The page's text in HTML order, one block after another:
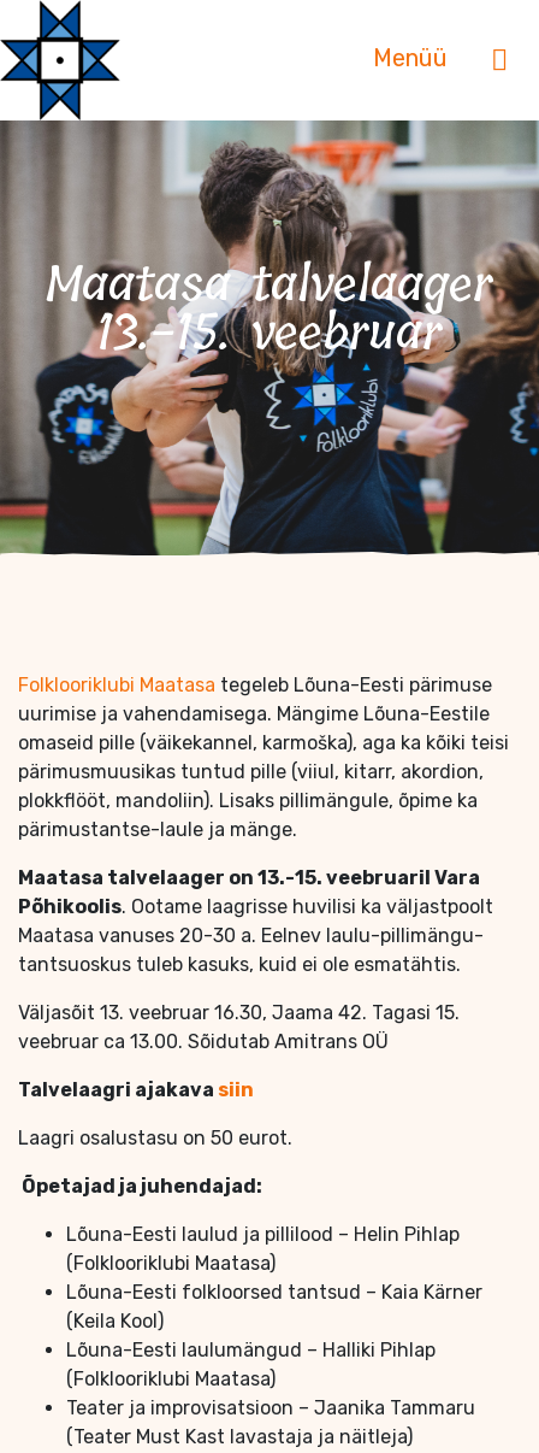
Menüü
Maatasa talvelaager
13.-15. veebruar
Folklooriklubi Maatasa tegeleb Lõuna-Eesti pärimuse
uurimise ja vahendamisega. Mängime Lõuna-Eestile
omaseid pille (väikekannel, karmoška), aga ka kõiki teisi
pärimusmuusikas tuntud pille (viiul, kitarr, akordion,
plokkflööt, mandoliin). Lisaks pillimängule, õpime ka
pärimustantse-laule ja mänge.
Maatasa talvelaager on 13.-15. veebruaril Vara
Põhikoolis. Ootame laagrisse huvilisi ka väljastpoolt
Maatasa vanuses 20-30 a. Eelnev laulu-pillimängu-
tantsuoskus tuleb kasuks, kuid ei ole esmatähtis.
Väljasõit 13. veebruar 16.30, Jaama 42. Tagasi 15.
veebruar ca 13.00. Sõidutab Amitrans OÜ
Talvelaagri ajakava siin
Laagri osalustasu on 50 eurot.
Õpetajad ja juhendajad:
Lõuna-Eesti laulud ja pillilood – Helin Pihlap
(Folklooriklubi Maatasa)
Lõuna-Eesti folkloorsed tantsud – Kaia Kärner
(Keila Kool)
Lõuna-Eesti laulumängud – Halliki Pihlap
(Folklooriklubi Maatasa)
Teater ja improvisatsioon – Jaanika Tammaru
(Teater Must Kast lavastaja ja näitleja)